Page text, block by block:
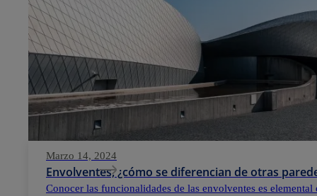
Marzo 14, 2024
Envolventes, ¿cómo se diferencian de otras
Conocer las funcionalidades de las envolventes es